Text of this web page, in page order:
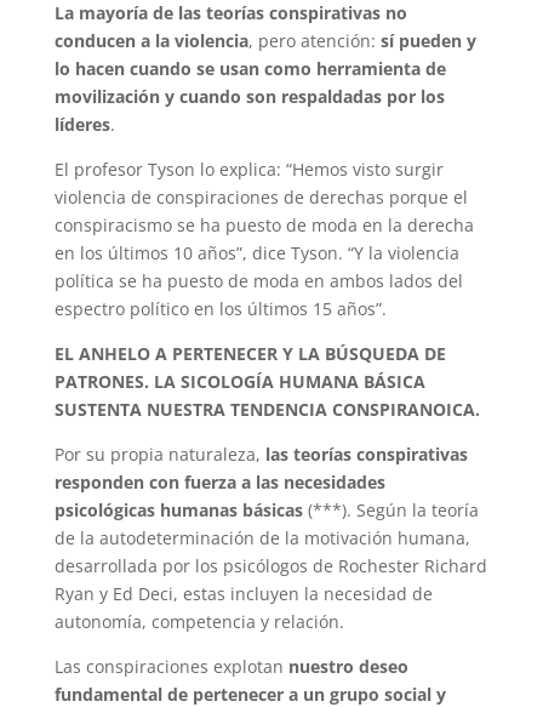
La mayoría de las teorías conspirativas no
conducen a la violencia, pero atención: sí pueden y
lo hacen cuando se usan como herramienta de
movilización y cuando son respaldadas por los
líderes.
El profesor Tyson lo explica: “Hemos visto surgir
violencia de conspiraciones de derechas porque el
conspiracismo se ha puesto de moda en la derecha
en los últimos 10 años”, dice Tyson. “Y la violencia
política se ha puesto de moda en ambos lados del
espectro político en los últimos 15 años”.
EL ANHELO A PERTENECER Y LA BÚSQUEDA DE
PATRONES. LA SICOLOGÍA HUMANA BÁSICA
SUSTENTA NUESTRA TENDENCIA CONSPIRANOICA.
Por su propia naturaleza, las teorías conspirativas
responden con fuerza a las necesidades
psicológicas humanas básicas(***). Según la teoría
de la autodeterminación de la motivación humana,
desarrollada por los psicólogos de Rochester Richard
Ryan y Ed Deci, estas incluyen la necesidad de
autonomía, competencia y relación.
Las conspiraciones explotan nuestro deseo
fundamental de pertenecer a un grupo social y